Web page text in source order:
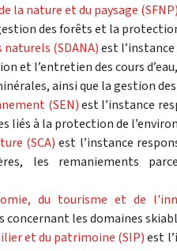
la nature et du paysage (SFNP)
des forêts et la
naturels (SDANA)est
et l’entretien des cours
ainsi que la gestion
(SEN)est l’instance
liés à la protection de
(SCA) est l’instance
les remaniements
du tourisme et de
concernant les domaines
et du patrimoine (SIP)est